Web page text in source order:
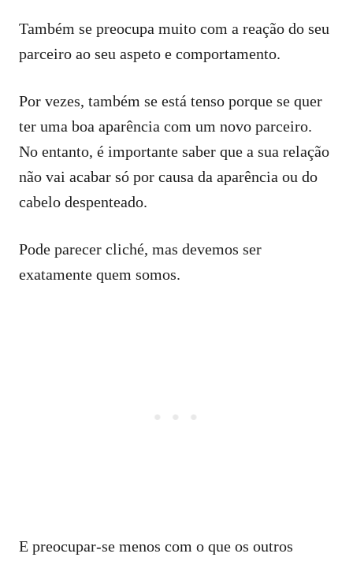
Também se preocupa muito com a reação do seu
parceiro ao seu aspeto e comportamento.
Por vezes, também se está tenso porque se quer
ter uma boa aparência com um novo parceiro.
No entanto, é importante saber que a sua relação
não vai acabar só por causa da aparência ou do
cabelo despenteado.
Pode parecer cliché, mas devemos ser
exatamente quem somos.
E preocupar-se menos com o que os outros